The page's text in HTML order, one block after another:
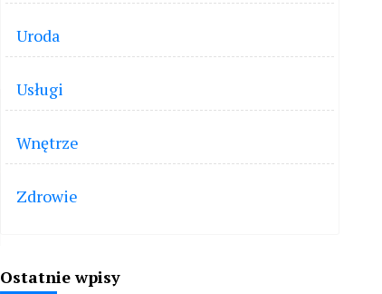
Uroda
Usługi
Wnętrze
Zdrowie
Ostatnie wpisy